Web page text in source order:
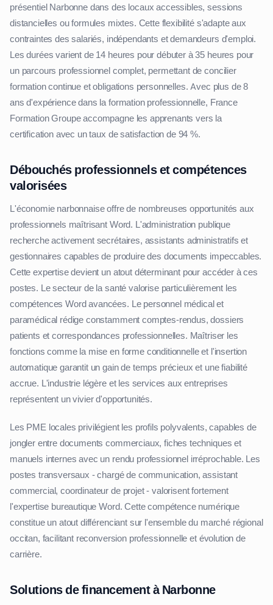
présentiel Narbonne dans des locaux accessibles, sessions
distancielles ou formules mixtes. Cette flexibilité s'adapte aux
contraintes des salariés, indépendants et demandeurs d'emploi.
Les durées varient de 14 heures pour débuter à 35 heures pour
un parcours professionnel complet, permettant de concilier
formation continue et obligations personnelles. Avec plus de 8
ans d'expérience dans la formation professionnelle, France
Formation Groupe accompagne les apprenants vers la
certification avec un taux de satisfaction de 94 %.
Débouchés professionnels et compétences
valorisées
L'économie narbonnaise offre de nombreuses opportunités aux
professionnels maîtrisant Word. L'administration publique
recherche activement secrétaires, assistants administratifs et
gestionnaires capables de produire des documents impeccables.
Cette expertise devient un atout déterminant pour accéder à ces
postes. Le secteur de la santé valorise particulièrement les
compétences Word avancées. Le personnel médical et
paramédical rédige constamment comptes-rendus, dossiers
patients et correspondances professionnelles. Maîtriser les
fonctions comme la mise en forme conditionnelle et l'insertion
automatique garantit un gain de temps précieux et une fiabilité
accrue. L'industrie légère et les services aux entreprises
représentent un vivier d'opportunités.
Les PME locales privilégient les profils polyvalents, capables de
jongler entre documents commerciaux, fiches techniques et
manuels internes avec un rendu professionnel irréprochable. Les
postes transversaux - chargé de communication, assistant
commercial, coordinateur de projet - valorisent fortement
l'expertise bureautique Word. Cette compétence numérique
constitue un atout différenciant sur l'ensemble du marché régional
occitan, facilitant reconversion professionnelle et évolution de
carrière.
Solutions de financement à Narbonne